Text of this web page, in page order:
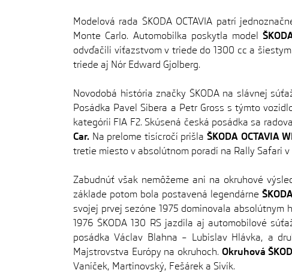
Modelová rada ŠKODA OCTAVIA patrí
Monte Carlo. Automobilka poskytla model
odvďačili víťazstvom v triede do 1300 cc a
triede aj Nór Edward Gjolberg.
Novodobá história značky ŠKODA na slávnej
Posádka Pavel Sibera a Petr Gross s týmto
kategórii FIA F2. Skúsená česká posádka sa
Car. Na prelome tisícročí prišla ŠKODA OCTAVIA
tretie miesto v absolútnom poradí na Rally Safari v
Zabudnúť však nemôžeme ani na okruhové
základe potom bola postavená legendárne
svojej prvej sezóne 1975 dominovala
1976 ŠKODA 130 RS jazdila aj automobilové
posádka Václav Blahna – Lubislav Hlávka, a
Majstrovstva Európy na okruhoch. Okruhová
Vaníček, Martinovský, Fešárek a Sivík.